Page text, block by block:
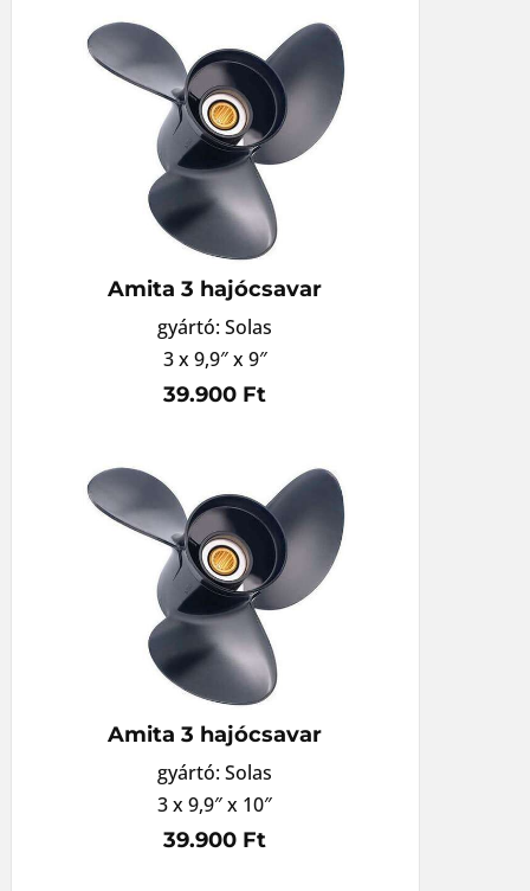
Amita 3 hajócsavar
gyártó: Solas
3 x 9,9″ x 9″
39.900 Ft
Amita 3 hajócsavar
gyártó: Solas
3 x 9,9″ x 10″
39.900 Ft